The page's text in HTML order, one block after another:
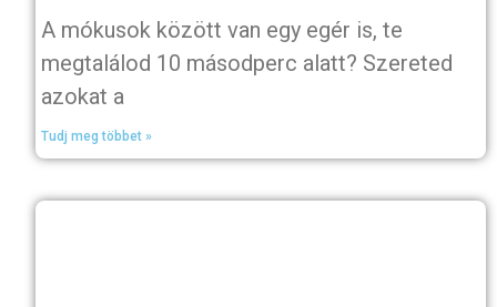
A mókusok között van egy egér is, te
megtalálod 10 másodperc alatt? Szereted
azokat a
Tudj meg többet »